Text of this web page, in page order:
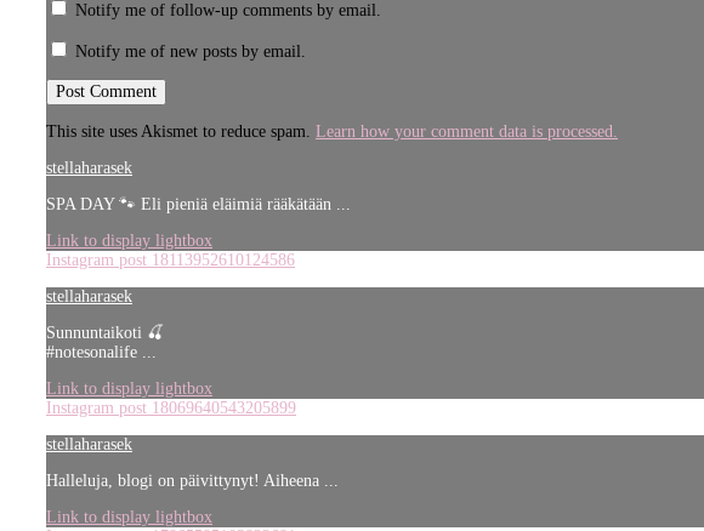
Notify me of follow-up comments by email.
Notify me of new posts by email.
This site uses Akismet to reduce spam. Learn how your comment data is processed.
stellaharasek
SPA DAY 🐾 Eli pieniä eläimiä rääkätään ...
Link to display lightbox
Instagram post 18113952610124586
stellaharasek
Sunnuntaikoti 🍒
#notesonalife ...
Link to display lightbox
Instagram post 18069640543205899
stellaharasek
Halleluja, blogi on päivittynyt! Aiheena ...
Link to display lightbox